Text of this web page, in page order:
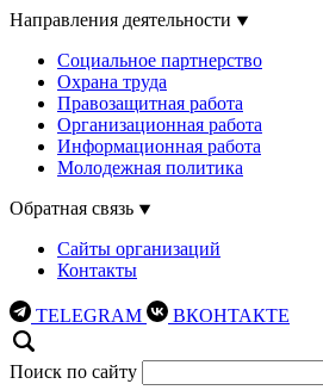
Направления деятельности
Социальное партнерство
Охрана труда
Правозащитная работа
Организационная работа
Информационная работа
Молодежная политика
Обратная связь
Сайты организаций
Контакты
TELEGRAM ВКОНТАКТЕ
Поиск по сайту